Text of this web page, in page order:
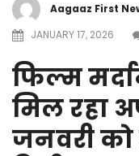
Aagaaz First
JANUARY 17, 2026
फिल्म
मिल रहा
जनवरी को